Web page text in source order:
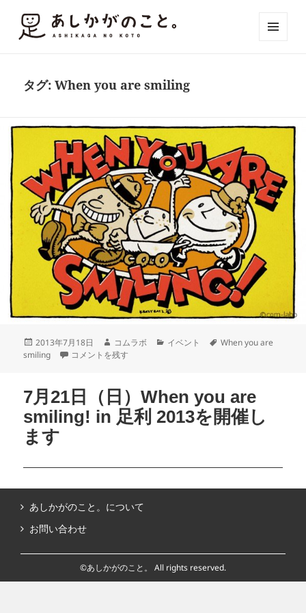
タグ:When you are smiling
2013年7月18日 コムラボ イベント
When you are
smiling
コメントを残す
7月21日（日）When you are
smiling! in 足利 2013を開催し
ます
あしかがのこと。について
お問い合わせ
©あしかがのこと。 All rights reserved.